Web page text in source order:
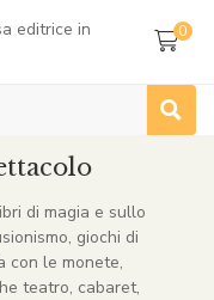
0
di magia e sullo
giochi di
con le monete,
teatro, cabaret,